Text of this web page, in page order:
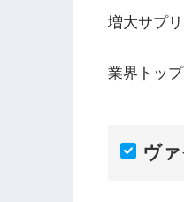
増大サプ
業界トッ
ヴ